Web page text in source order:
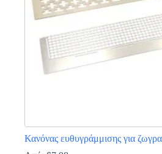
επιλεγούν
στη
προϊόντος
Κανόνας ευθυγράμμισης για